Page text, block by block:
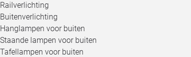
Railverlichting
Buitenverlichting
Hanglampen voor buiten
Staande lampen voor buiten
Tafellampen voor buiten